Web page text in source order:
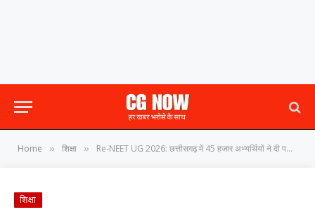
Home » शिक्षा » Re-NEET UG 2026: छत्तीसगढ़ में 45 हजार अभ्यर्थियों ने दी परीक्षा, रायपुर में सेंटर विवाद पर हंगामा
शिक्षा